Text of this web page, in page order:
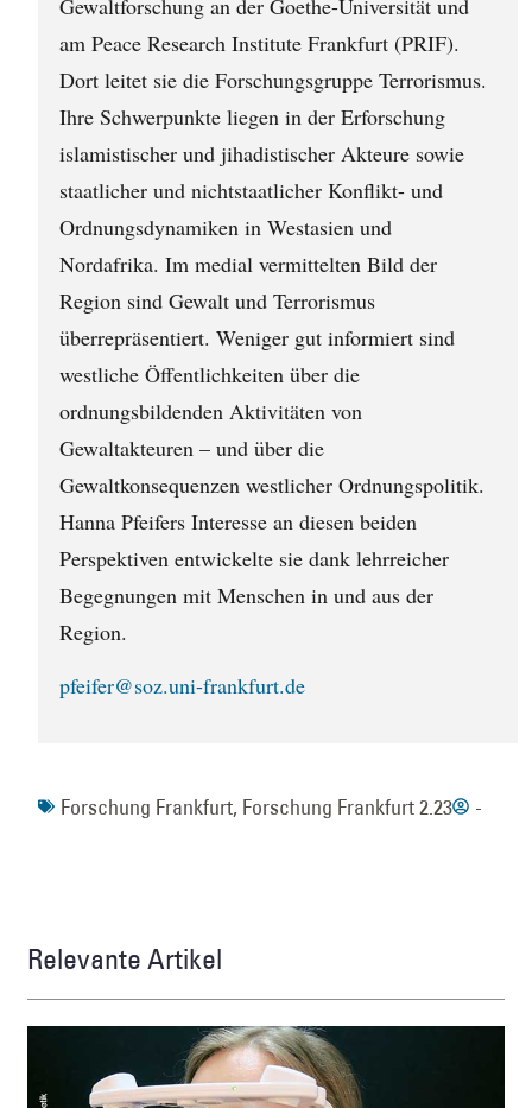
Gewaltforschung an der Goethe-Universität und
am Peace Research Institute Frankfurt (PRIF).
Dort leitet sie die Forschungsgruppe Terrorismus.
Ihre Schwerpunkte liegen in der Erforschung
islamistischer und jihadistischer Akteure sowie
staatlicher und nichtstaatlicher Konflikt- und
Ordnungsdynamiken in Westasien und
Nordafrika. Im medial vermittelten Bild der
Region sind Gewalt und Terrorismus
überrepräsentiert. Weniger gut informiert sind
westliche Öffentlichkeiten über die
ordnungsbildenden Aktivitäten von
Gewaltakteuren – und über die
Gewaltkonsequenzen westlicher Ordnungspolitik.
Hanna Pfeifers Interesse an diesen beiden
Perspektiven entwickelte sie dank lehrreicher
Begegnungen mit Menschen in und aus der
Region.
pfeifer@soz.uni-frankfurt.de
Forschung Frankfurt, Forschung Frankfurt 2.23 -
Relevante Artikel